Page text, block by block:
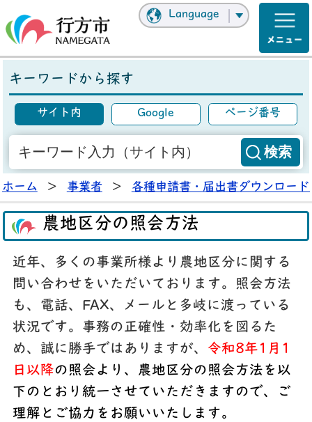
Language
キーワードから探す
サイト内 Google ページ番号
ホーム > 事業者 > 各種申請書・届出書ダウンロー
農地区分の照会方法
近年、多くの事業所様より農地区分に関する
問い合わせをいただいております。照会方法
も、電話、FAX、メールと多岐に渡っている
状況です。事務の正確性・効率化を図るた
め、誠に勝手ではありますが、 令和8年1月1
日以降の照会より、農地区分の照会方法を以
下のとおり統一させていただきますので、ご
理解とご協力をお願いいたします。